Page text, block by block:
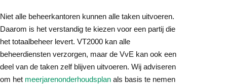
Niet alle beheerkantoren kunnen alle taken uitvoeren.
Daarom is het verstandig te kiezen voor een partij die
het totaalbeheer levert. VT2000 kan alle
beheerdiensten verzorgen, maar de VvE kan ook een
deel van de taken zelf blijven uitvoeren. Wij adviseren
om het meerjarenonderhoudsplan als basis te nemen